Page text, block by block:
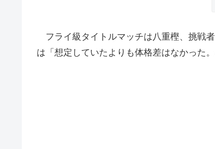
フライ級タイトルマッチは八重樫、挑戦
は「想定していたよりも体格差はなかった